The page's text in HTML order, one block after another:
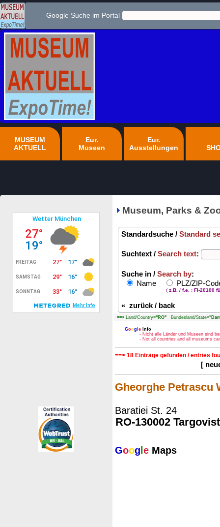
Google Suche im Portal
MUSEUM
AKTUELL
Eur.
Museen
Eur.
Ausstellungen
Museum, Parks &
Standardsuche / Standard
Suchtext / Search text:
Suche in / Search by:
Name
PLZ/ZIP-
( z.B. / f.e. : FI-20100
« zurück / back
==> Land/Country="RO" Bundesland/State=
Goog e Info
- Nicht alle Länder und Museen sind
- Not all countries and all museums
==> 18 Einträge gefunden / entries
[
Gheorghe Petrascu
Baratiei St. 24
RO-130002
Goog e Maps